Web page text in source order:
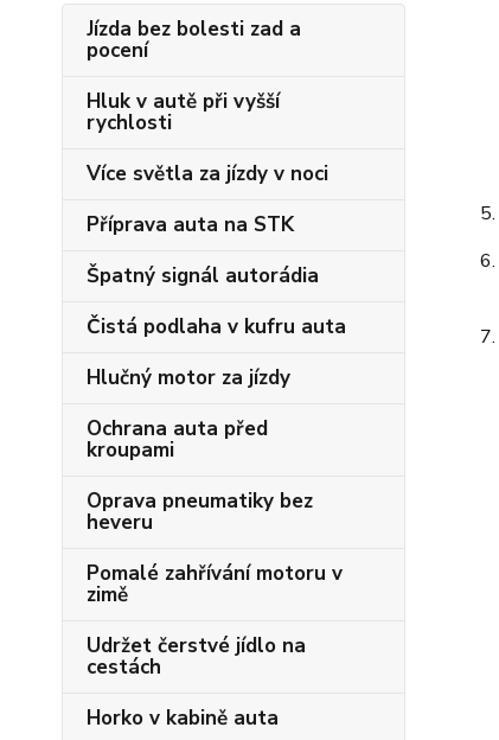
Jízda bez bolesti zad a
pocení
Hluk v autě při vyšší
rychlosti
Více světla za jízdy v noci
Příprava auta na STK
Špatný signál autorádia
Čistá podlaha v kufru auta
Hlučný motor za jízdy
Ochrana auta před
kroupami
Oprava pneumatiky bez
heveru
Pomalé zahřívání motoru v
zimě
Udržet čerstvé jídlo na
cestách
Horko v kabině auta